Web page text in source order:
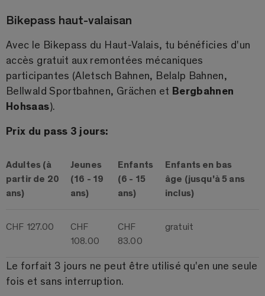
Bikepass haut-valaisan
Avec le Bikepass du Haut-Valais, tu bénéficies d'un
accès gratuit aux remontées mécaniques
participantes (Aletsch Bahnen, Belalp Bahnen,
Bellwald Sportbahnen, Grächen et Bergbahnen
Hohsaas).
Prix du pass 3 jours:
Adultes (à
partir de 20
ans)
Jeunes
(16 - 19
ans)
Enfants
(6 - 15
ans)
Enfants en bas
âge (jusqu'à 5 ans
inclus)
CHF 127.00
CHF
108.00
CHF
83.00
gratuit
Le forfait 3 jours ne peut être utilisé qu'en une seule
fois et sans interruption.